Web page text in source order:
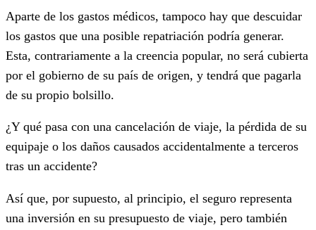
Aparte de los gastos médicos, tampoco hay que descuidar
los gastos que una posible repatriación podría generar.
Esta, contrariamente a la creencia popular, no será cubierta
por el gobierno de su país de origen, y tendrá que pagarla
de su propio bolsillo.
¿Y qué pasa con una cancelación de viaje, la pérdida de su
equipaje o los daños causados accidentalmente a terceros
tras un accidente?
Así que, por supuesto, al principio, el seguro representa
una inversión en su presupuesto de viaje, pero también